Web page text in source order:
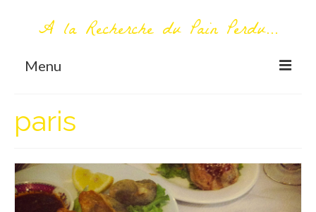
A la Recherche du Pain Perdu...
Menu
Première visite – A propos
Me contacter
AUTOUR DU MONDE
paris